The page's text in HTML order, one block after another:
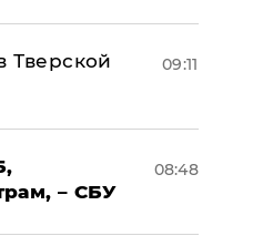
Тверской
09:11
– СБУ
08:48